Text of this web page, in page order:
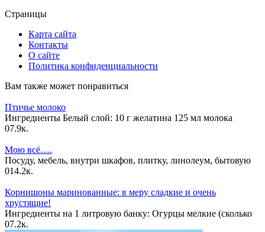
Страницы
Карта сайта
Контакты
О сайте
Политика конфиденциальности
Вам также может понравиться
Птичье молоко
Ингредиенты Белый слой: 10 г желатина 125 мл молока
07.9к.
Мою всё….
Посуду, мебель, внутри шкафов, плитку, линолеум, бытовую
014.2к.
Корнишоны маринованные: в меру сладкие и очень
хрустящие!
Ингредиенты на 1 литровую банку: Огурцы мелкие (сколько
07.2к.